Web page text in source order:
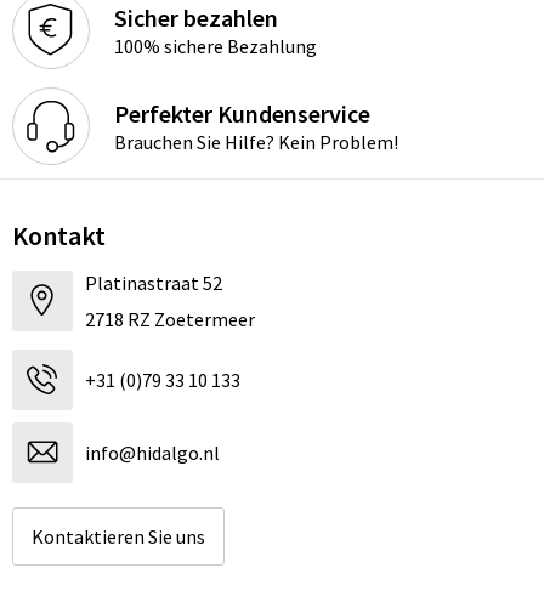
Sicher bezahlen
100% sichere Bezahlung
Perfekter Kundenservice
Brauchen Sie Hilfe? Kein Problem!
Kontakt
Platinastraat 52
2718 RZ Zoetermeer
+31 (0)79 33 10 133
info@hidalgo.nl
Kontaktieren Sie uns